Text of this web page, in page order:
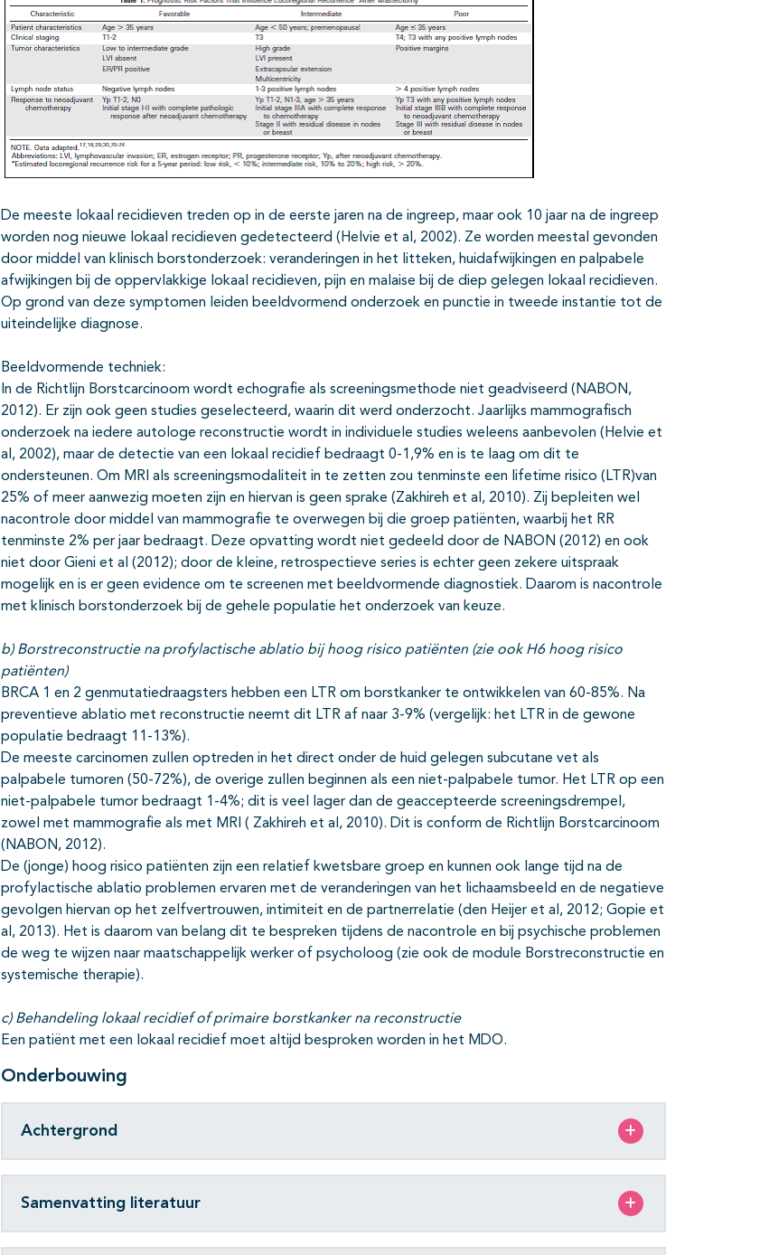
De meeste lokaal recidieven treden op in de eerste jaren na de ingreep, maar ook 10 jaar na de ingreep
worden nog nieuwe lokaal recidieven gedetecteerd (Helvie et al, 2002). Ze worden meestal gevonden
door middel van klinisch borstonderzoek: veranderingen in het litteken, huidafwijkingen en palpabele
afwijkingen bij de oppervlakkige lokaal recidieven, pijn en malaise bij de diep gelegen lokaal recidieven.
Op grond van deze symptomen leiden beeldvormend onderzoek en punctie in tweede instantie tot de
uiteindelijke diagnose.
Beeldvormende techniek:
In de Richtlijn Borstcarcinoom wordt echografie als screeningsmethode niet geadviseerd (NABON,
2012). Er zijn ook geen studies geselecteerd, waarin dit werd onderzocht. Jaarlijks mammografisch
onderzoek na iedere autologe reconstructie wordt in individuele studies weleens aanbevolen (Helvie et
al, 2002), maar de detectie van een lokaal recidief bedraagt 0-1,9% en is te laag om dit te
ondersteunen. Om MRI als screeningsmodaliteit in te zetten zou tenminste een lifetime risico (LTR)van
25% of meer aanwezig moeten zijn en hiervan is geen sprake (Zakhireh et al, 2010). Zij bepleiten wel
nacontrole door middel van mammografie te overwegen bij die groep patiënten, waarbij het RR
tenminste 2% per jaar bedraagt. Deze opvatting wordt niet gedeeld door de NABON (2012) en ook
niet door Gieni et al (2012); door de kleine, retrospectieve series is echter geen zekere uitspraak
mogelijk en is er geen evidence om te screenen met beeldvormende diagnostiek. Daarom is nacontrole
met klinisch borstonderzoek bij de gehele populatie het onderzoek van keuze.
b) Borstreconstructie na profylactische ablatio bij hoog risico patiënten (zie ook H6 hoog risico
patiënten)
BRCA 1 en 2 genmutatiedraagsters hebben een LTR om borstkanker te ontwikkelen van 60-85%. Na
preventieve ablatio met reconstructie neemt dit LTR af naar 3-9% (vergelijk: het LTR in de gewone
populatie bedraagt 11-13%).
De meeste carcinomen zullen optreden in het direct onder de huid gelegen subcutane vet als
palpabele tumoren (50-72%), de overige zullen beginnen als een niet-palpabele tumor. Het LTR op een
niet-palpabele tumor bedraagt 1-4%; dit is veel lager dan de geaccepteerde screeningsdrempel,
zowel met mammografie als met MRI ( Zakhireh et al, 2010). Dit is conform de Richtlijn Borstcarcinoom
(NABON, 2012).
De (jonge) hoog risico patiënten zijn een relatief kwetsbare groep en kunnen ook lange tijd na de
profylactische ablatio problemen ervaren met de veranderingen van het lichaamsbeeld en de negatieve
gevolgen hiervan op het zelfvertrouwen, intimiteit en de partnerrelatie (den Heijer et al, 2012; Gopie et
al, 2013). Het is daarom van belang dit te bespreken tijdens de nacontrole en bij psychische problemen
de weg te wijzen naar maatschappelijk werker of psycholoog (zie ook de module Borstreconstructie en
systemische therapie).
c) Behandeling lokaal recidief of primaire borstkanker na reconstructie
Een patiënt met een lokaal recidief moet altijd besproken worden in het MDO.
Onderbouwing
Achtergrond
Samenvatting literatuur